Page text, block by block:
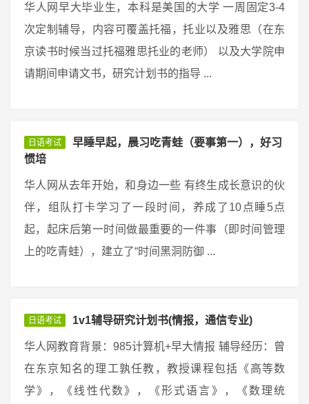
华人网早大毕业生，本科是美国的大学 一周固定3-4
次定制辅导，内容可覆盖托福，托业以及雅思（在东
京读书时候当过托福雅思托业的老师） 以及大学院申
请期间申请文书，研究计划书的指导 ...
日语考试
早睡早起，晨习吃青蛙（要事第一），好习
惯培
华人网从去年开始，和身边一些 有终生成长意识的伙
伴，组队打卡学习了一段时间，养成了10点睡5点
起，起床后第一时间做最重要的一件事（即时间管理
上的吃青蛙），建立了“时间黑洞防御 ...
日语考试 1v1辅导研究计划书(情报，通信专业)
华人网教育背景：985计算机+早大情报 辅导经历：曾
在东京知名的理工孰任教，教授课程包括《高等数
学》，《线性代数》，《形式语言》，《数理统